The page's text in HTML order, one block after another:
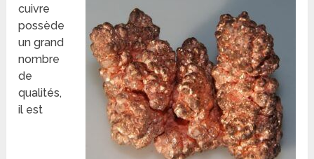
cuivre
possède
un grand
nombre
de
qualités,
il est